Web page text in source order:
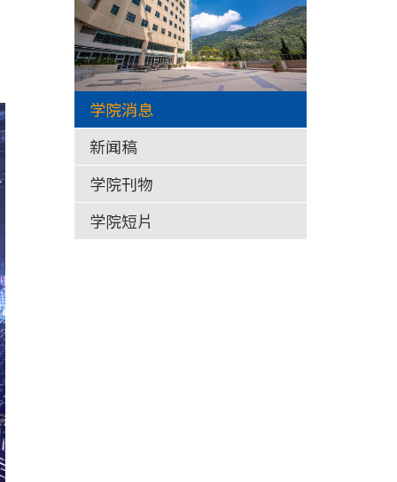
学院消息
新闻稿
学院刊物
学院短片